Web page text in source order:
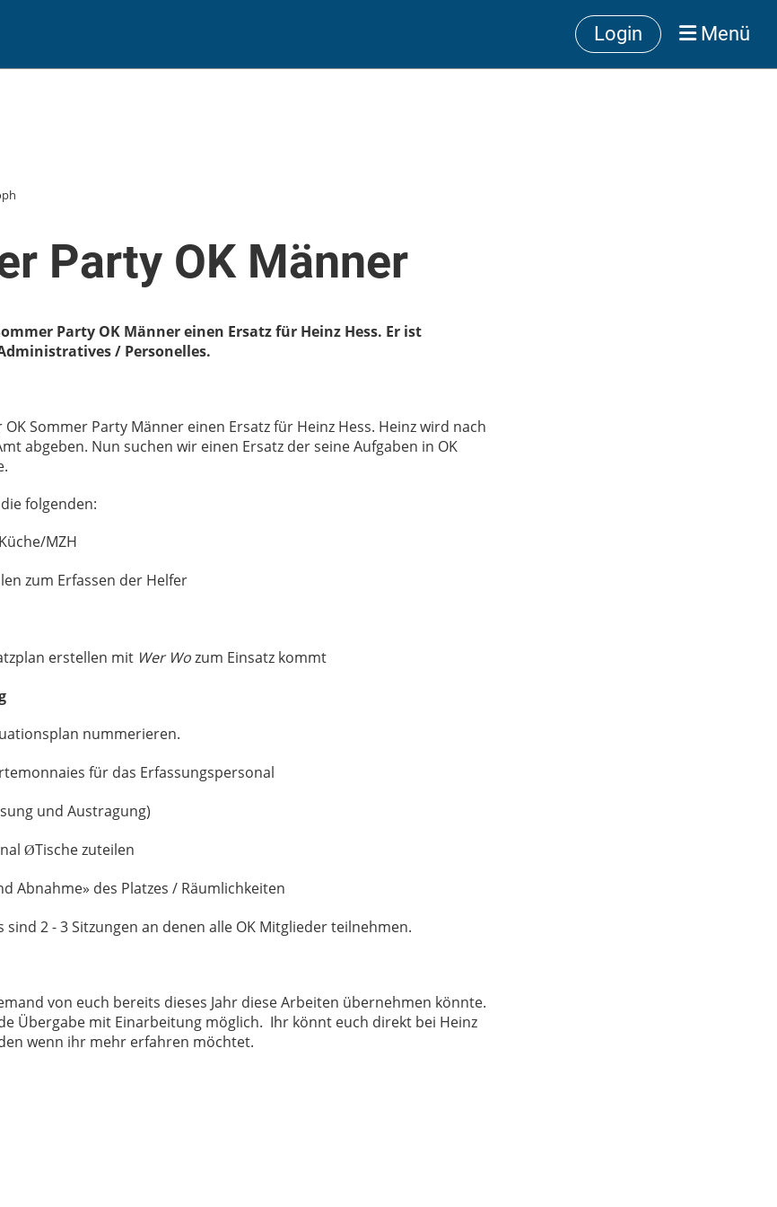
Login Menü
Party OK Männer
Party OK Männer einen Ersatz für Heinz Hess. Er ist
/ Personelles.
Sommer Party Männer einen Ersatz für Heinz Hess. Heinz wird nach
abgeben. Nun suchen wir einen Ersatz der seine Aufgaben in OK
folgenden:
MZH
zum Erfassen der Helfer
erstellen mit Wer Wozum Einsatz kommt
nummerieren.
für das Erfassungspersonal
und Austragung)
ØTische zuteilen
Abnahme» des Platzes / Räumlichkeiten
sind 2 - 3 Sitzungen an denen alle OK Mitglieder teilnehmen.
von euch bereits dieses Jahr diese Arbeiten übernehmen könnte.
Übergabe mit Einarbeitung möglich. Ihr könnt euch direkt bei Heinz
wenn ihr mehr erfahren möchtet.